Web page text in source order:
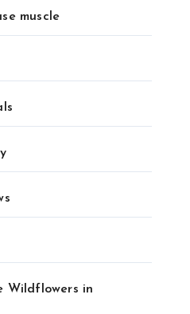
muscle
Wildflowers in